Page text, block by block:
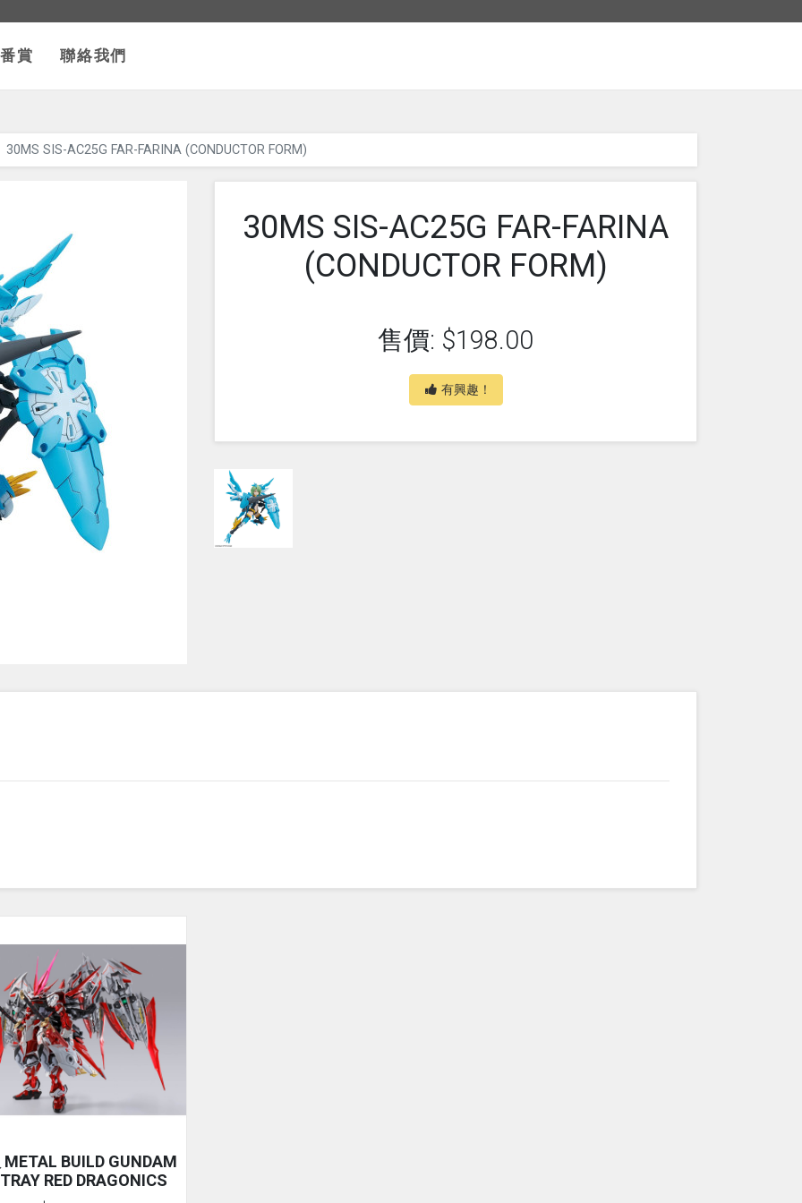
賞 聯絡我們
30MS SIS-AC25G FAR-FARINA (CONDUCTOR FORM)
30MS SIS-AC25G FAR-FARINA
(CONDUCTOR FORM)
售價: $198.00
有興趣！
BUILD GUNDAM
RED DRAGONICS